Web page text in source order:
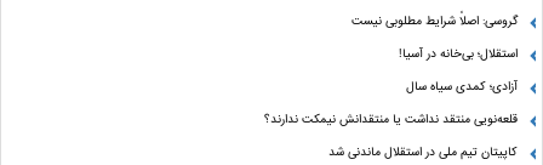
گروسی: اصلاً شرایط مطلوبی نیست
استقلال؛ بی‌خانه در آسیا!
آزادی؛ کمدی سیاه سال
قلعه‌نویی منتقد نداشت یا منتقدانش نیمکت ندارند؟
کاپیتان تیم ملی در استقلال ماندنی شد